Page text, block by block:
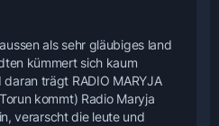
als sehr gläubiges land
kümmert sich kaum
trägt RADIO MARYJA
kommt) Radio Maryja
verarscht die leute und